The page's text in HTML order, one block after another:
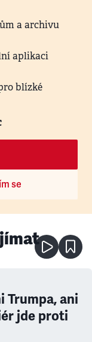
a archivu
aplikaci
blízké
se
Trumpa, ani
jde proti